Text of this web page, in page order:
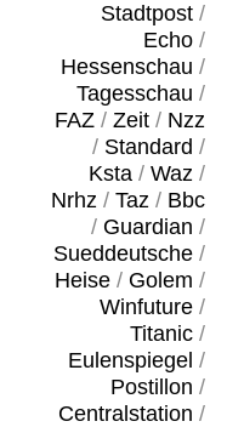
Stadtpost/
Echo/
Hessenschau /
Tagesschau /
FAZ/ Zeit/ Nzz
/ Standard /
Ksta/ Waz/
Nrhz/ Taz/ Bbc
/ Guardian /
Sueddeutsche/
Heise/ Golem /
Winfuture/
Titanic/
Eulenspiegel /
Postillon /
Centralstation /